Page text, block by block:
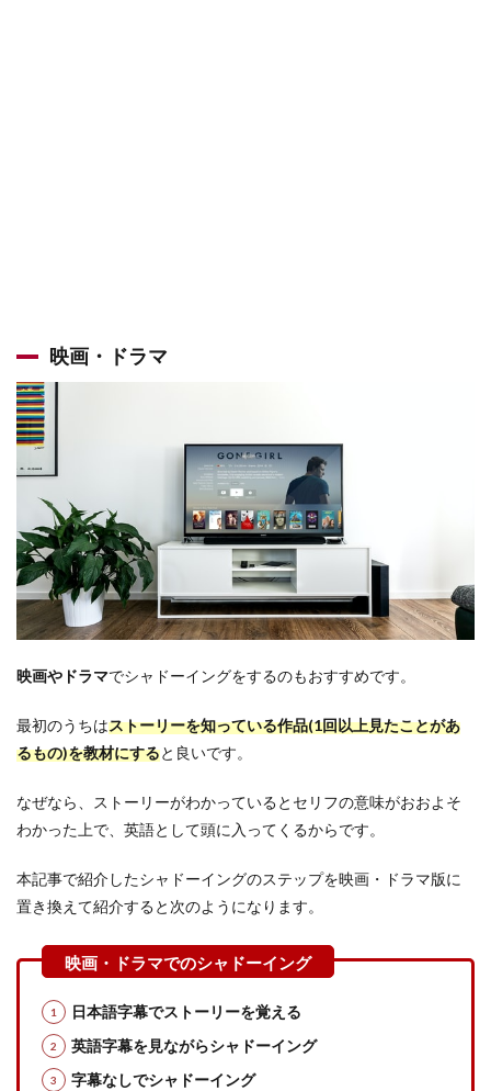
映画・ドラマ
映画やドラマでシャドーイングをするのもおすすめです。
最初のうちはストーリーを知っている作品(1回以上見たことがあ
るもの)を教材にすると良いです。
なぜなら、ストーリーがわかっているとセリフの意味がおおよそ
わかった上で、英語として頭に入ってくるからです。
本記事で紹介したシャドーイングのステップを映画・ドラマ版に
置き換えて紹介すると次のようになります。
日本語字幕でストーリーを覚える
英語字幕を見ながらシャドーイング
字幕なしでシャドーイング